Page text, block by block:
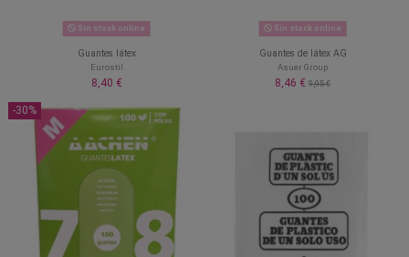
Sin stock online
Guantes látex
Eurostil
8,40 €
Sin stock online
Guantes de látex AG
Asuer Group
8,46 € 9,95 €
-30%